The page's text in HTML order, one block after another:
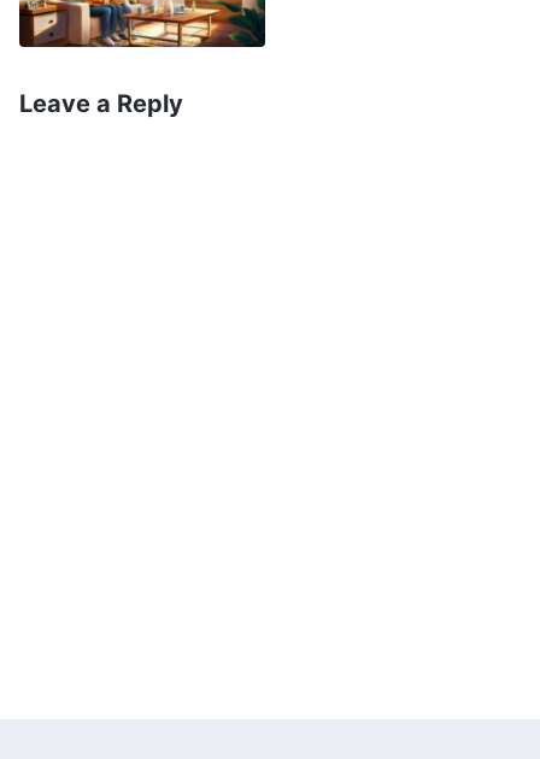
うんだ？ どういうことだ？」と聞くと妻は言いま
よ。あなたは抵抗を続けているから、神の警告を受
Leave a Reply